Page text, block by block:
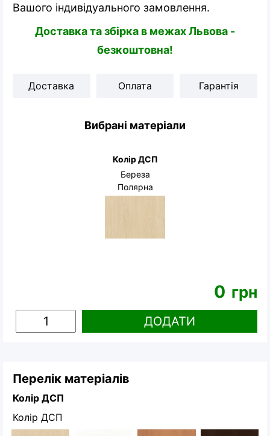
Вашого індивідуального замовлення.
Доставка та збірка в межах Львова -
безкоштовна!
Доставка Оплата Гарантія
Вибрані матеріали
Колір ДСП
Береза
Полярна
0 грн
ДОДАТИ
Перелік матеріалів
Колір ДСП
Колір ДСП